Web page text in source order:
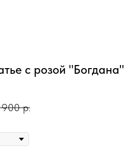
с розой "Богдана"
900 р.